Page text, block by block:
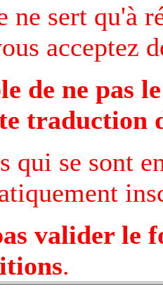
ne sert qu'à
acceptez
de ne pas
traduction
qui se sont
valider le
.